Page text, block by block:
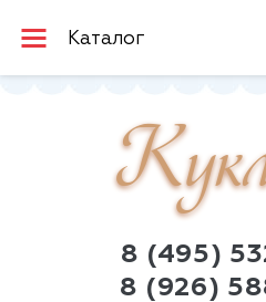
Каталог
8 (495)
8 (926)